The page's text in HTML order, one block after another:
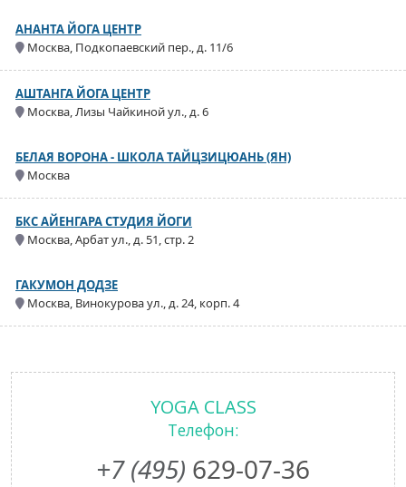
АНАНТА ЙОГА ЦЕНТР
Москва, Подкопаевский пер., д. 11/6
АШТАНГА ЙОГА ЦЕНТР
Москва, Лизы Чайкиной ул., д. 6
БЕЛАЯ ВОРОНА - ШКОЛА ТАЙЦЗИЦЮАНЬ (ЯН)
Москва
БКС АЙЕНГАРА СТУДИЯ ЙОГИ
Москва, Арбат ул., д. 51, стр. 2
ГАКУМОН ДОДЗЕ
Москва, Винокурова ул., д. 24, корп. 4
YOGA СLASS
Телефон:
+7 (495) 629-07-36